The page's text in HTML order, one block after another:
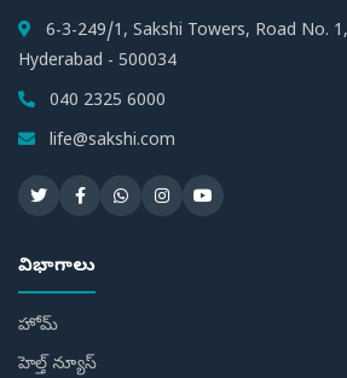
6-3-249/1, Sakshi Towers, Road No.
Hyderabad - 500034
040 2325 6000
life@sakshi.com
విభాగాలు
హోమ్
హెల్త్ న్యూస్